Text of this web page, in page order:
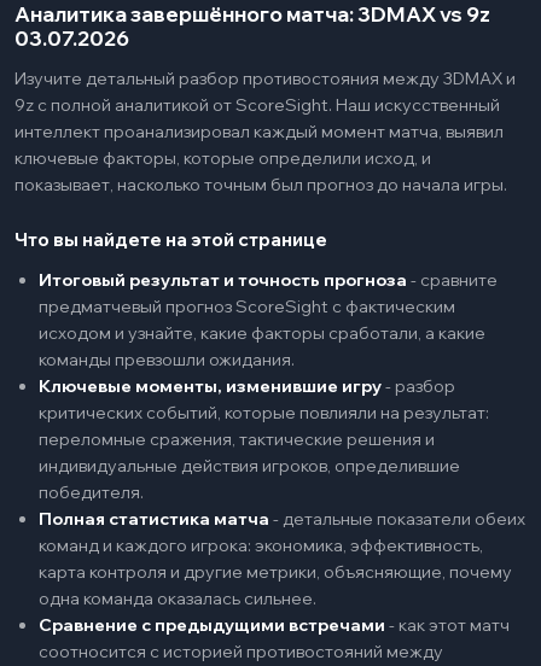
Аналитика завершённого матча: 3DMAX vs 9z
03.07.2026
Изучите детальный разбор противостояния между 3DMAX и
9z с полной аналитикой от ScoreSight. Наш искусственный
интеллект проанализировал каждый момент матча, выявил
ключевые факторы, которые определили исход, и
показывает, насколько точным был прогноз до начала игры.
Что вы найдете на этой странице
Итоговый результат и точность прогноза - сравните
предматчевый прогноз ScoreSight с фактическим
исходом и узнайте, какие факторы сработали, а какие
команды превзошли ожидания.
Ключевые моменты, изменившие игру- разбор
критических событий, которые повлияли на результат:
переломные сражения, тактические решения и
индивидуальные действия игроков, определившие
победителя.
Полная статистика матча - детальные показатели обеих
команд и каждого игрока: экономика, эффективность,
карта контроля и другие метрики, объясняющие, почему
одна команда оказалась сильнее.
Сравнение с предыдущими встречами - как этот матч
соотносится с историей противостояний между